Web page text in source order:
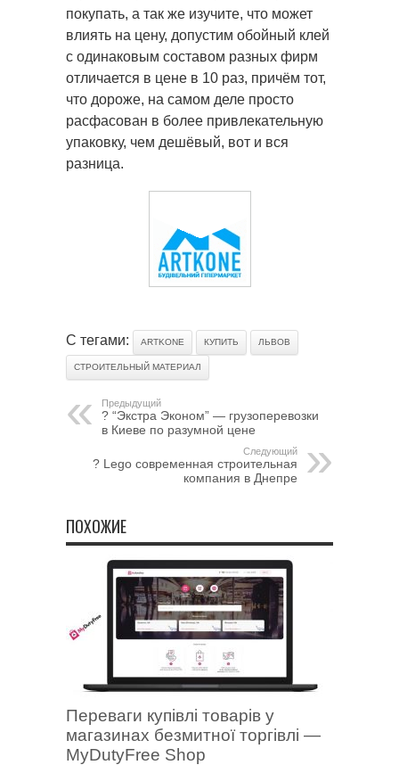
покупать, а так же изучите, что может
влиять на цену, допустим обойный клей
с одинаковым составом разных фирм
отличается в цене в 10 раз, причём тот,
что дороже, на самом деле просто
расфасован в более привлекательную
упаковку, чем дешёвый, вот и вся
разница.
С тегами: ARTKONE КУПИТЬ ЛЬВОВ
СТРОИТЕЛЬНЫЙ МАТЕРИАЛ
Предыдущий
? “Экстра Эконом” — грузоперевозки
в Киеве по разумной цене
Следующий
?️ Lego современная строительная
компания в Днепре
ПОХОЖИЕ
Переваги купівлі товарів у
магазинах безмитної торгівлі —
MyDutyFree Shop